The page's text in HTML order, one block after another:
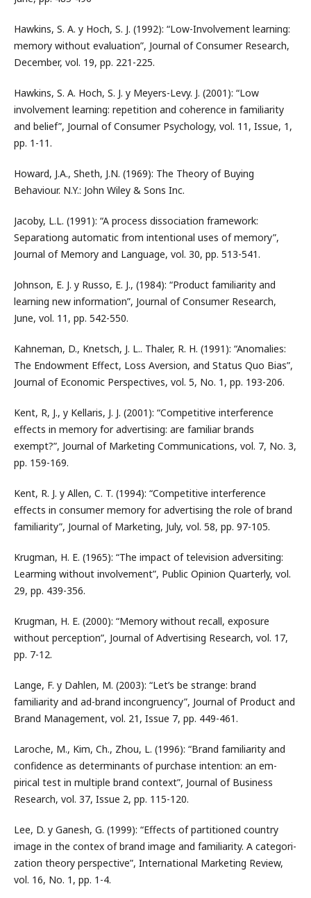
Hawkins, S. A. y Hoch, S. J. (1992): “Low-Involvement learning:
memory without evaluation”, Journal of Consumer Research,
December, vol. 19, pp. 221-225.
Hawkins, S. A. Hoch, S. J. y Meyers-Levy. J. (2001): “Low
involvement learning: repetition and coherence in familiarity
and belief”, Journal of Consumer Psychology, vol. 11, Issue, 1,
pp. 1-11.
Howard, J.A., Sheth, J.N. (1969): The Theory of Buying
Behaviour. N.Y.: John Wiley & Sons Inc.
Jacoby, L.L. (1991): “A process dissociation framework:
Separationg automatic from intentional uses of memory”,
Journal of Memory and Language, vol. 30, pp. 513-541.
Johnson, E. J. y Russo, E. J., (1984): “Product familiarity and
learning new information”, Journal of Consumer Research,
June, vol. 11, pp. 542-550.
Kahneman, D., Knetsch, J. L.. Thaler, R. H. (1991): “Anomalies:
The Endowment Effect, Loss Aversion, and Status Quo Bias”,
Journal of Economic Perspectives, vol. 5, No. 1, pp. 193-206.
Kent, R, J., y Kellaris, J. J. (2001): “Competitive interference
effects in memory for advertising: are familiar brands
exempt?”, Journal of Marketing Communications, vol. 7, No. 3,
pp. 159-169.
Kent, R. J. y Allen, C. T. (1994): “Competitive interference
effects in consumer memory for advertising the role of brand
familiarity”, Journal of Marketing, July, vol. 58, pp. 97-105.
Krugman, H. E. (1965): “The impact of television adversiting:
Learming without involvement”, Public Opinion Quarterly, vol.
29, pp. 439-356.
Krugman, H. E. (2000): “Memory without recall, exposure
without perception”, Journal of Advertising Research, vol. 17,
pp. 7-12.
Lange, F. y Dahlen, M. (2003): “Let’s be strange: brand
familiarity and ad-brand incongruency”, Journal of Product and
Brand Management, vol. 21, Issue 7, pp. 449-461.
Laroche, M., Kim, Ch., Zhou, L. (1996): “Brand familiarity and
confidence as determinants of purchase intention: an em-
pirical test in multiple brand context”, Journal of Business
Research, vol. 37, Issue 2, pp. 115-120.
Lee, D. y Ganesh, G. (1999): “Effects of partitioned country
image in the contex of brand image and familiarity. A categori-
zation theory perspective”, International Marketing Review,
vol. 16, No. 1, pp. 1-4.